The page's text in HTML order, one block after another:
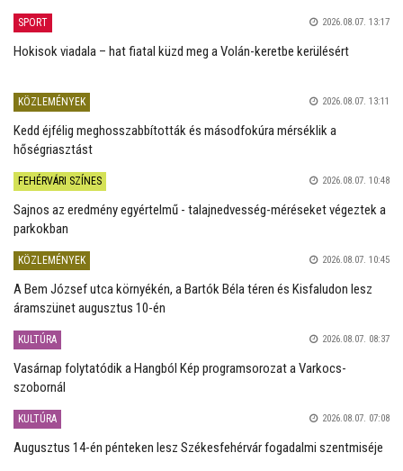
SPORT 2026.08.07. 13:17
Hokisok viadala – hat fiatal küzd meg a Volán-keretbe kerülésért
KÖZLEMÉNYEK 2026.08.07. 13:11
Kedd éjfélig meghosszabbították és másodfokúra mérséklik a
hőségriasztást
FEHÉRVÁRI SZÍNES 2026.08.07. 10:48
Sajnos az eredmény egyértelmű - talajnedvesség-méréseket végeztek a
parkokban
KÖZLEMÉNYEK 2026.08.07. 10:45
A Bem József utca környékén, a Bartók Béla téren és Kisfaludon lesz
áramszünet augusztus 10-én
KULTÚRA 2026.08.07. 08:37
Vasárnap folytatódik a Hangból Kép programsorozat a Varkocs-
szobornál
KULTÚRA 2026.08.07. 07:08
Augusztus 14-én pénteken lesz Székesfehérvár fogadalmi szentmiséje